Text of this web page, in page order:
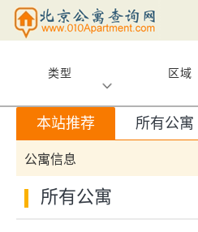
类型 区域
本站推荐 所有公寓
公寓信息
所有公寓